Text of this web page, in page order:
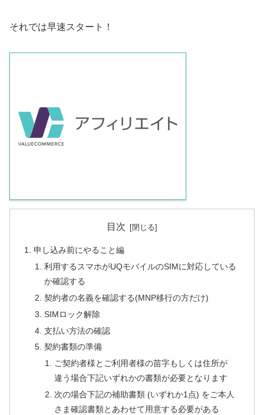
それでは早速スタート！
目次
申し込み前にやること編
利用するスマホがUQモバイルのSIMに対応している
か確認する
契約者の名義を確認する(MNP移行の方だけ)
SIMロック解除
支払い方法の確認
契約書類の準備
ご契約者様とご利用者様の苗字もしくは住所が
違う場合下記いずれかの書類が必要となります
次の場合下記の補助書類 (いずれか1点) をご本人
さま確認書類とあわせて用意する必要がある